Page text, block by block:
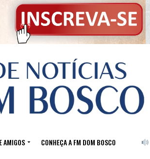
AMIGOS CONHEÇA A FM DOM BOSCO